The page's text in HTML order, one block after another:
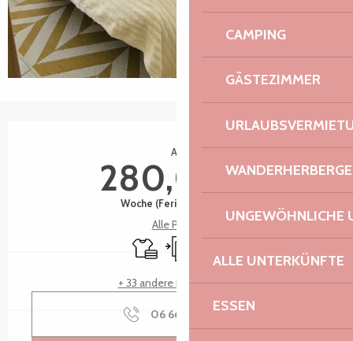
CAMPING
GÄSTEZIMMER
UNGEWÖHNLICHE
ALLE UNTERKÜNFTE
ESSEN
Öffnungszeiten & Kontaktdaten
Ab
280,00 €
Woche (Ferienwohnung)
Alle Preise
Bettwäsche und Laken
Unabhängiger Eingang
Tiere erlaubt
+ 33 andere Leistung(en)
06 66 31 60▒▒